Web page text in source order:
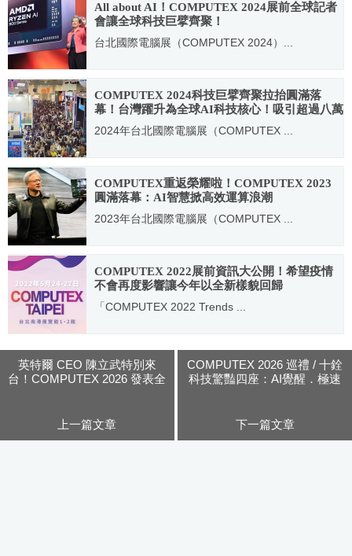
All about AI！COMPUTEX 2024展前全球記者
會讓全球科技巨擘齊聚！
台北國際電腦展（COMPUTEX 2024）...
2024.06.03
COMPUTEX 2024科技巨擘齊聚拉抬圓滿落
幕！台灣躍升為全球AI科技核心！吸引超過八萬
人進場參觀
2024年台北國際電腦展（COMPUTEX ...
2024.06.07
COMPUTEX重返榮耀啦！COMPUTEX 2023
圓滿落幕：AI智慧掀高效運算浪潮
2023年台北國際電腦展（COMPUTEX ...
2023.06.02
COMPUTEX 2022展前資訊大公開！希望疫情
不會再度影響讓今年以全新樣貌回歸
「COMPUTEX 2022 Trends ...
英特爾 CEO 陳立武特別來
台！COMPUTEX 2026 發表全
上一篇文章
COMPUTEX 2026 巡禮 / 十銓
科技驚豔四座：AI覺醒．極速
吸睛
下一篇文章